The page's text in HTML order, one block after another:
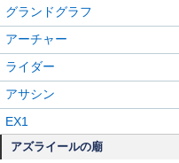
グランドグラフ
アーチャー
ライダー
アサシン
EX1
アズライールの廟